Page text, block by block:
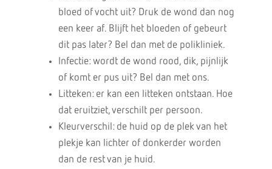
bloed of vocht uit? Druk de wond dan nog
een keer af. Blijft het bloeden of gebeurt
dit pas later? Bel dan met de polikliniek.
Infectie: wordt de wond rood, dik, pijnlijk
of komt er pus uit? Bel dan met ons.
Litteken: er kan een litteken ontstaan. Hoe
dat eruitziet, verschilt per persoon.
Kleurverschil: de huid op de plek van het
plekje kan lichter of donkerder worden
dan de rest van je huid.